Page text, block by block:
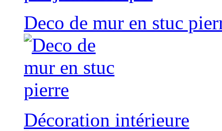
Deco de mur en stuc
Décoration intérieure